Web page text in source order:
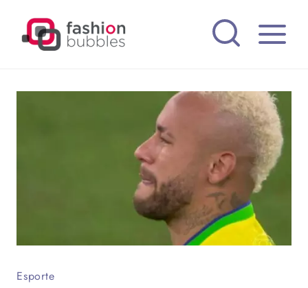
Esporte